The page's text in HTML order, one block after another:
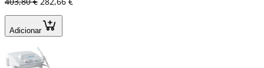
Adicionar